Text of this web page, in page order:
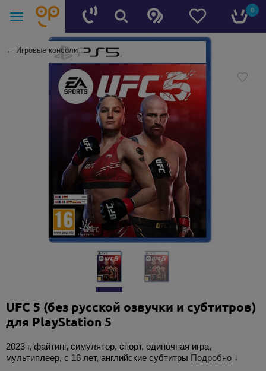
0
← Игровые консоли
UFC 5 (без русской озвучки и субтитров)
для PlayStation 5
2023 г, файтинг, симулятор, спорт, одиночная игра,
мультиплеер, с 16 лет, английские субтитры Подробно ↓